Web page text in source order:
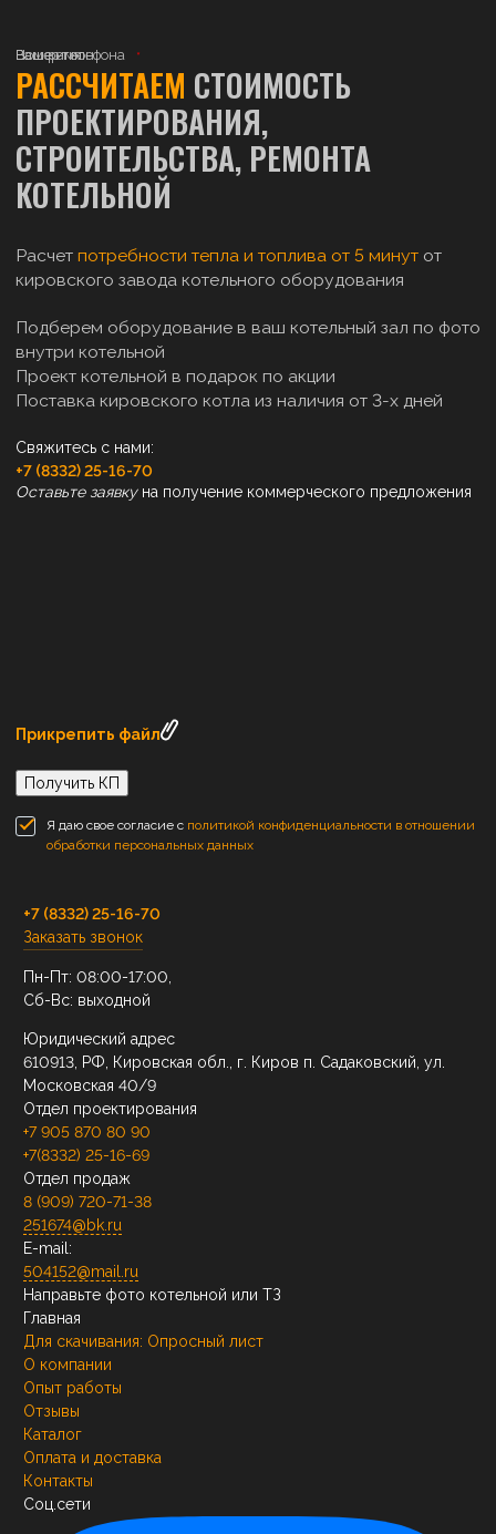
РАССЧИТАЕМ СТОИМОСТЬ
ПРОЕКТИРОВАНИЯ,
СТРОИТЕЛЬСТВА, РЕМОНТА
КОТЕЛЬНОЙ
Расчет потребности тепла и топлива от 5 минут от
кировского завода котельного оборудования
Подберем оборудование в ваш котельный зал по фото
внутри котельной
Проект котельной в подарок по акции
Поставка кировского котла из наличия от 3-х дней
Свяжитесь с нами:
+7 (8332) 25-16-70
Оставьте заявкуна получение коммерческого предложения
Ваше имя
Номер телефона
Ваш регион
Прикрепить файл
Получить КП
Я даю свое согласие с политикой конфиденциальности в отношении
обработки персональных данных
+7 (8332) 25-16-70
Заказать звонок
Пн-Пт: 08:00-17:00,
Сб-Вс: выходной
Юридический адрес
610913, РФ, Кировская обл., г. Киров п. Садаковский, ул.
Московская 40/9
Отдел проектирования
+7 905 870 80 90
+7(8332) 25-16-69
Отдел продаж
8 (909) 720-71-38
251674@bk.ru
E-mail:
504152@mail.ru
Направьте фото котельной или ТЗ
Главная
Для скачивания: Опросный лист
О компании
Опыт работы
Отзывы
Каталог
Оплата и доставка
Контакты
Соц.сети